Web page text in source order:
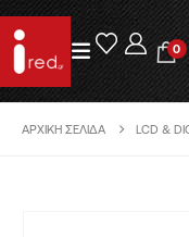
0
ΑΡΧΙΚΉ ΣΕΛΊΔΑ LCD &